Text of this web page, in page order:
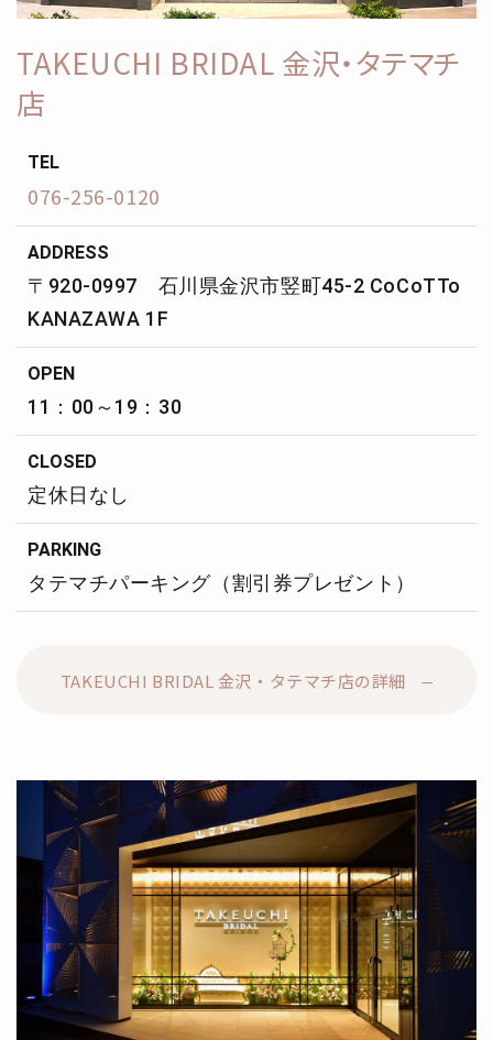
TAKEUCHI BRIDAL 金沢・タテマチ
店
TEL
076-256-0120
ADDRESS
〒920-0997 石川県金沢市竪町45-2 CoCoTTo
KANAZAWA 1F
OPEN
11：00～19：30
CLOSED
定休日なし
PARKING
タテマチパーキング（割引券プレゼント）
TAKEUCHI BRIDAL 金沢・タテマチ店の詳細